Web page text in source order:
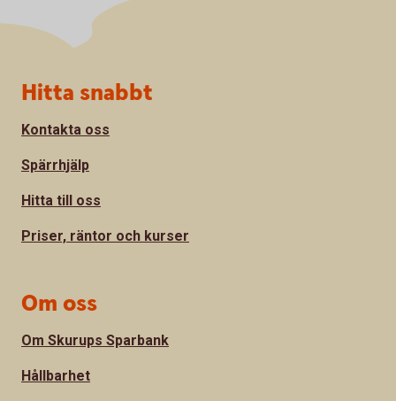
Sidfot
Hitta snabbt
Kontakta oss
Spärrhjälp
Hitta till oss
Priser, räntor och kurser
Om oss
Om Skurups Sparbank
Hållbarhet